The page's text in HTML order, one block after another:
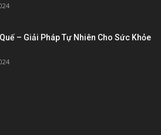
– Giải Pháp Tự Nhiên Cho Sức Khỏe